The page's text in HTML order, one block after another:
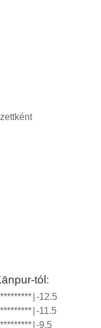
tól:
-12.5
-11.5
********* -9.5